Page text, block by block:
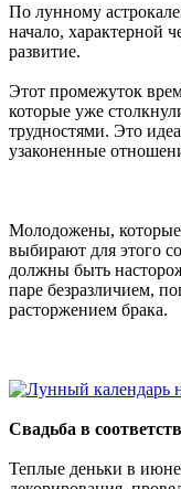
По лунному
начало, характерной
развитие.
Этот промежуток
которые уже
трудностями. Это
узаконенные
Молодожены, которые
выбирают для этого
должны быть
паре безразличием,
расторжением брака.
Свадьба в
Теплые деньки в